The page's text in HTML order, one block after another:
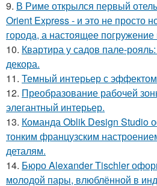
9. В Риме открылся первый
Orient Express - и это не просто
города, а настоящее
10. Квартира у садов пале-
декора.
11. Темный интерьер с эффектом
12. Преобразование рабочей
элегантный интерьер.
13. Команда Oblik Design Studio
тонким французским
деталям.
14. Бюро Alexander Tischler
молодой пары, влюблённой в